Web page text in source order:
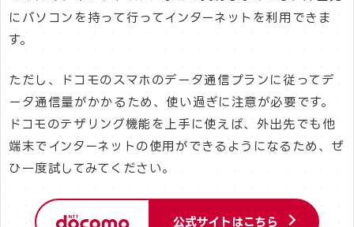
にパソコンを持って行ってインターネットを利用できま
す。
ただし、ドコモのスマホのデータ通信プランに従ってデ
ータ通信量がかかるため、使い過ぎに注意が必要です。
ドコモのテザリング機能を上手に使えば、外出先でも他
端末でインターネットの使用ができるようになるため、ぜ
ひ一度試してみてください。
公式サイトはこちら